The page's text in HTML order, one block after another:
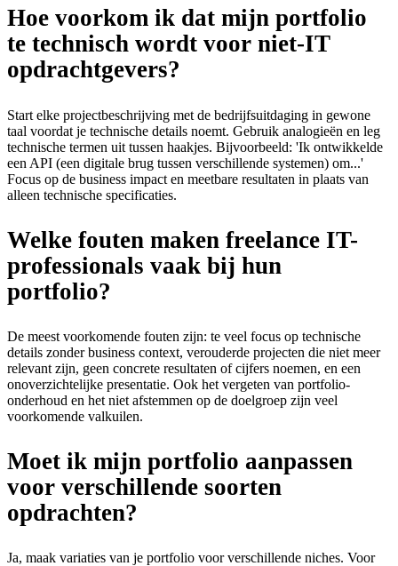
Hoe voorkom ik dat mijn portfolio
te technisch wordt voor niet-IT
opdrachtgevers?
Start elke projectbeschrijving met de bedrijfsuitdaging in gewone
taal voordat je technische details noemt. Gebruik analogieën en leg
technische termen uit tussen haakjes. Bijvoorbeeld: 'Ik ontwikkelde
een API (een digitale brug tussen verschillende systemen) om...'
Focus op de business impact en meetbare resultaten in plaats van
alleen technische specificaties.
Welke fouten maken freelance IT-
professionals vaak bij hun
portfolio?
De meest voorkomende fouten zijn: te veel focus op technische
details zonder business context, verouderde projecten die niet meer
relevant zijn, geen concrete resultaten of cijfers noemen, en een
onoverzichtelijke presentatie. Ook het vergeten van portfolio-
onderhoud en het niet afstemmen op de doelgroep zijn veel
voorkomende valkuilen.
Moet ik mijn portfolio aanpassen
voor verschillende soorten
opdrachten?
Ja, maak variaties van je portfolio voor verschillende niches. Voor